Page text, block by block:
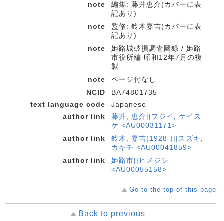
note
編集: 藤井恵介(カバーに表
記あり)
note
監修: 鈴木嘉吉(カバーに表
記あり)
note
姫路城破損調査圖録 / 姫路
市役所編 昭和12年7月の複
製
note
ページ付なし
NCID
BA74801735
text language code
Japanese
author link
藤井, 恵介||フジイ, ケイス
ケ <AU00031171>
author link
鈴木, 嘉吉(1928-)||スズキ,
カキチ <AU00041859>
author link
姫路市||ヒメジシ
<AU00055158>
Go to the top of this page
Back to previous